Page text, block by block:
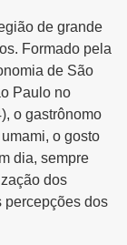
de grande
Formado pela
de São
Paulo no
o gastrônomo
o gosto
dia, sempre
dos
percepções dos